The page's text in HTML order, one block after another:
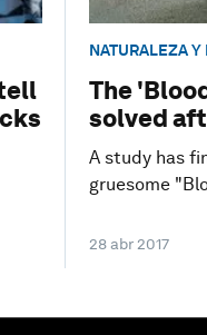
NATURALEZA
The
solved
A study has
gruesome
28 abr 2017